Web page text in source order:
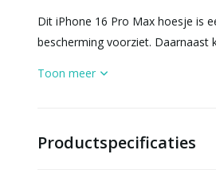
Dit iPhone 16 Pro Max hoesje is
bescherming voorziet. Daarnaast
Toon meer
Productspecificaties